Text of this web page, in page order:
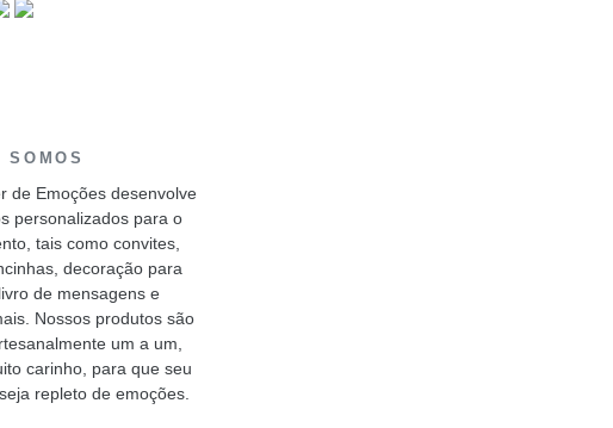
SOMOS
de Emoções desenvolve
personalizados para o
tais como convites,
decoração para
de mensagens e
Nossos produtos são
um a um,
carinho, para que seu
repleto de emoções.